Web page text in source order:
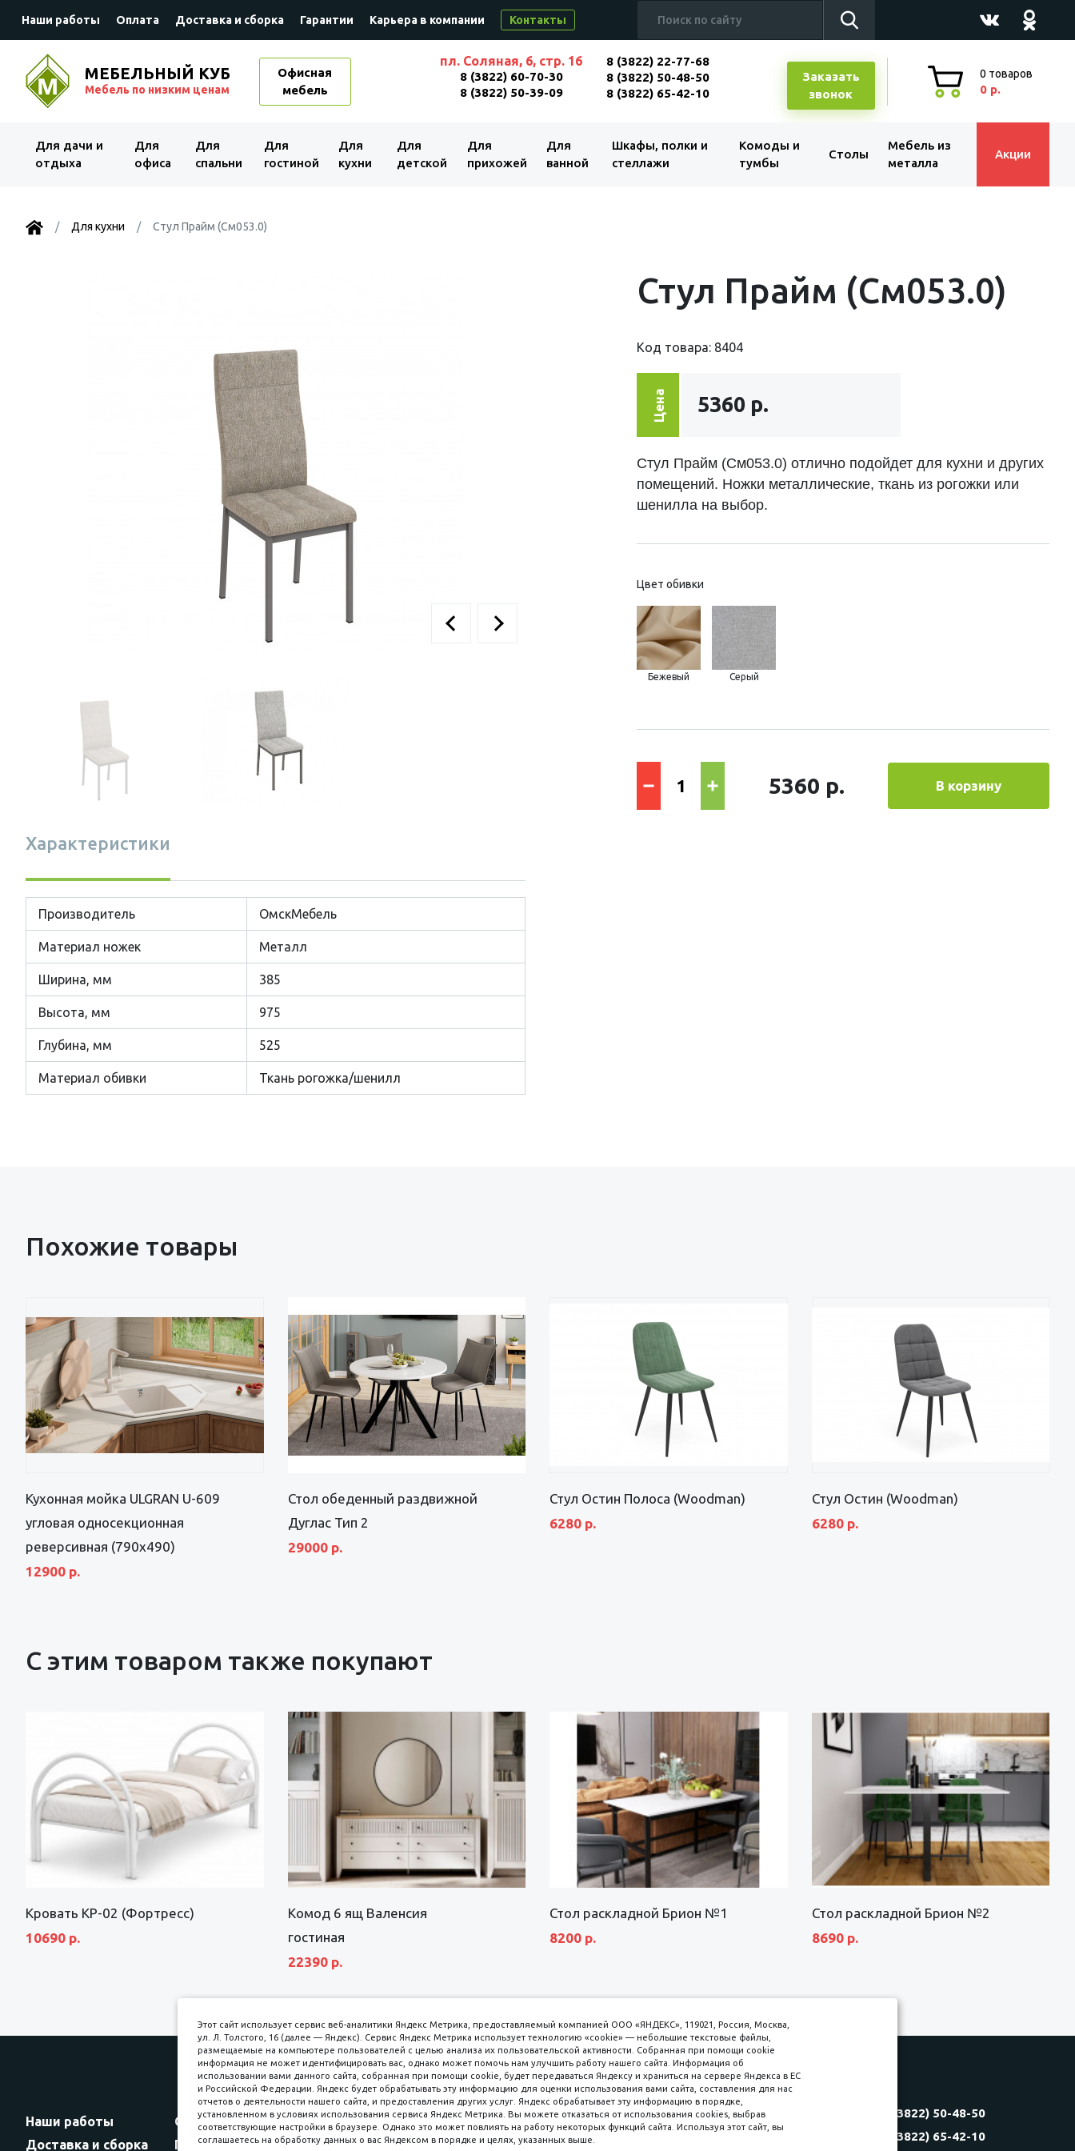
Наши работы Оплата Доставка и сборка Гарантии Карьера в компании Контакты
МЕБЕЛЬНЫЙ КУБ
Мебель по низким ценам
Офисная
мебель
пл. Соляная, 6, стр. 16
8 (3822) 60-70-30
8 (3822) 50-39-09
8 (3822) 22-77-68
8 (3822) 50-48-50
8 (3822) 65-42-10
Заказать
звонок
0 товаров
0 р.
Для дачи и
отдыха
Для
офиса
Для
спальни
Для
гостиной
Для
кухни
Для
детской
Для
прихожей
Для
ванной
Шкафы, полки и
стеллажи
Комоды и
тумбы
Столы
Мебель из
металла
Акции
Для кухни Стул Прайм (См053.0)
Характеристики
Производитель ОмскМебель
Материал ножек Металл
Ширина, мм 385
Высота, мм 975
Глубина, мм 525
Материал обивки Ткань рогожка/шенилл
Стул Прайм (См053.0)
Код товара: 8404
Цена 5360 р.
Стул Прайм (См053.0) отлично подойдет для кухни и других
помещений. Ножки металлические, ткань из рогожки или
шенилла на выбор.
Цвет обивки
Бежевый Серый
5360 р. В корзину
Похожие товары
Кухонная мойка ULGRAN U-609
угловая односекционная
реверсивная (790х490)
12900 р.
Стол обеденный раздвижной
Дуглас Тип 2
29000 р.
Стул Остин Полоса (Woodman)
6280 р.
Стул Остин (Woodman)
6280 р.
С этим товаром также покупают
Кровать КР-02 (Фортресс)
10690 р.
Комод 6 ящ Валенсия
гостиная
22390 р.
Стол раскладной Брион №1
8200 р.
Стол раскладной Брион №2
8690 р.
Наши работы
Оплата
Доставка и сборка
Гарантии
Принимаем к оплате пл. Соляная, 6, стр. 16
8 (3822) 60-70-30
8 (3822) 50-48-50
8 (3822) 65-42-10
Этот сайт использует сервис веб-аналитики Яндекс Метрика, предоставляемый компанией ООО «ЯНДЕКС», 119021, Россия, Москва,
ул. Л. Толстого, 16 (далее — Яндекс). Сервис Яндекс Метрика использует технологию «cookie» — небольшие текстовые файлы,
размещаемые на компьютере пользователей с целью анализа их пользовательской активности. Собранная при помощи cookie
информация не может идентифицировать вас, однако может помочь нам улучшить работу нашего сайта. Информация об
использовании вами данного сайта, собранная при помощи cookie, будет передаваться Яндексу и храниться на сервере Яндекса в ЕС
и Российской Федерации. Яндекс будет обрабатывать эту информацию для оценки использования вами сайта, составления для нас
отчетов о деятельности нашего сайта, и предоставления других услуг. Яндекс обрабатывает эту информацию в порядке,
установленном в условиях использования сервиса Яндекс Метрика. Вы можете отказаться от использования cookies, выбрав
соответствующие настройки в браузере. Однако это может повлиять на работу некоторых функций сайта. Используя этот сайт, вы
соглашаетесь на обработку данных о вас Яндексом в порядке и целях, указанных выше.